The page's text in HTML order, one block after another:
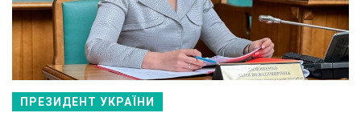
ПРЕЗИДЕНТ УКРАЇНИ